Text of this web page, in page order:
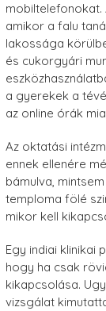
mobiltelefonokat.
amikor a falu
lakossága
és cukorgyári
a gyerekek a
az online órák
Az oktatási
ennek ellenére
bámulva,
temploma fölé
mikor kell
Egy indiai klinikai
hogy ha csak
kikapcsolása.
vizsgálat